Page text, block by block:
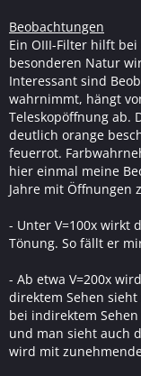
Beobachtungen
Ein OIII-Filter hilft
besonderen Natur
Interessant sind
wahrnimmt, hängt
Teleskopöffnung ab.
deutlich orange
feuerrot.
hier einmal meine
Jahre mit Öffnungen
- Unter V=100x wirkt
Tönung. So fällt er
- Ab etwa V=200x
direktem Sehen
bei indirektem
und man sieht auch
wird mit